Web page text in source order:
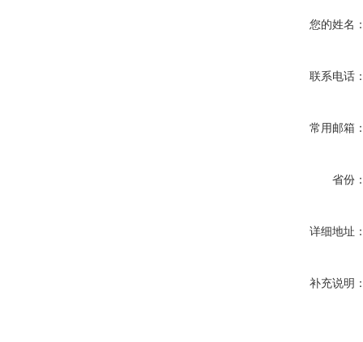
您的姓名
联系电话
常用邮箱
省份
详细地址
补充说明